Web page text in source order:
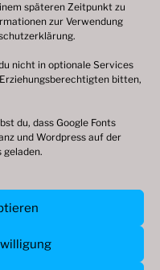
späteren Zeitpunkt zu
zur Verwendung
.
nicht in optionale Services
bitten,
du, dass Google Fonts
und Wordpress auf der
geladen.